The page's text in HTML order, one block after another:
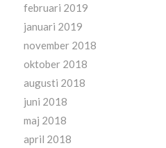
februari 2019
januari 2019
november 2018
oktober 2018
augusti 2018
juni 2018
maj 2018
april 2018